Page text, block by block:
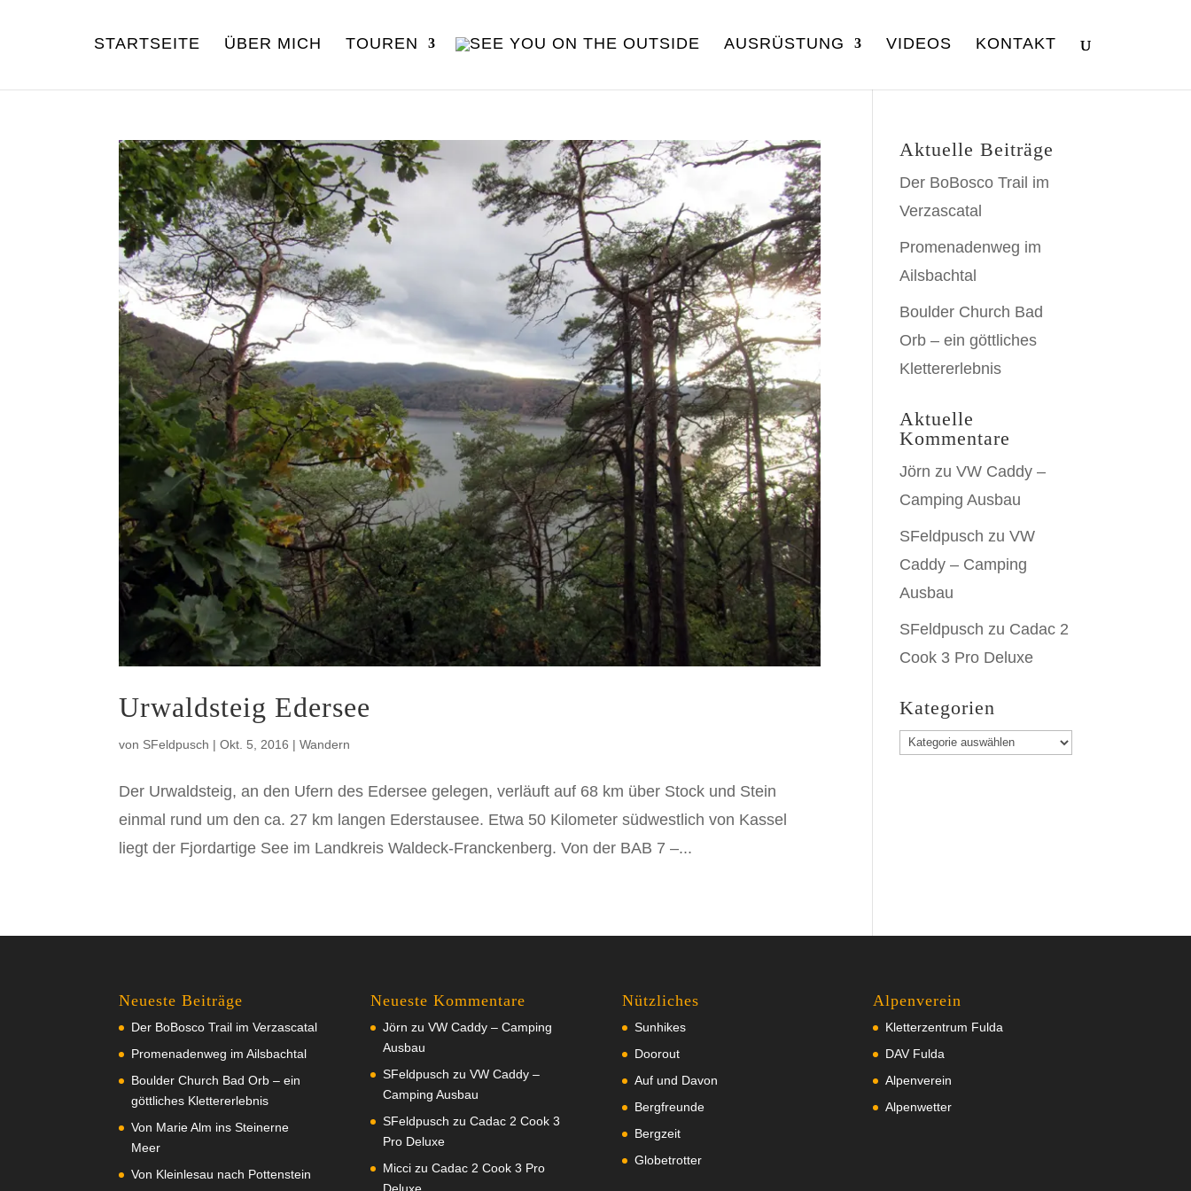
STARTSEITE ÜBER MICH TOUREN AUSRÜSTUNG VIDEOS KONTAKT
Urwaldsteig Edersee
von SFeldpusch |Okt. 5, 2016 |Wandern
Der Urwaldsteig, an den Ufern des Edersee gelegen, verläuft auf 68 km über Stock und Stein
einmal rund um den ca. 27 km langen Ederstausee. Etwa 50 Kilometer südwestlich von Kassel
liegt der Fjordartige See im Landkreis Waldeck-Franckenberg. Von der BAB 7 –...
Aktuelle Beiträge
Der BoBosco Trail im
Verzascatal
Promenadenweg im
Ailsbachtal
Boulder Church Bad
Orb – ein göttliches
Klettererlebnis
Aktuelle
Kommentare
Jörn zuVW Caddy –
Camping Ausbau
SFeldpusch zuVW
Caddy – Camping
Ausbau
SFeldpusch zu Cadac 2
Cook 3 Pro Deluxe
Kategorien
Kategorien
Neueste Beiträge
Der BoBosco Trail im Verzascatal
Promenadenweg im Ailsbachtal
Boulder Church Bad Orb – ein
göttliches Klettererlebnis
Von Marie Alm ins Steinerne
Meer
Von Kleinlesau nach Pottenstein
Neueste Kommentare
Jörn zu VW Caddy – Camping
Ausbau
SFeldpusch zu VW Caddy –
Camping Ausbau
SFeldpusch zu Cadac 2 Cook 3
Pro Deluxe
Miccizu Cadac 2 Cook 3 Pro
Nützliches
Sunhikes
Doorout
Auf und Davon
Bergfreunde
Bergzeit
Globetrotter
Alpenverein
Kletterzentrum Fulda
DAV Fulda
Alpenverein
Alpenwetter